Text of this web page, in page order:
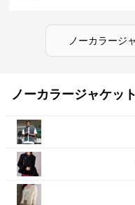
ノーカラージ
ノーカラージャケッ